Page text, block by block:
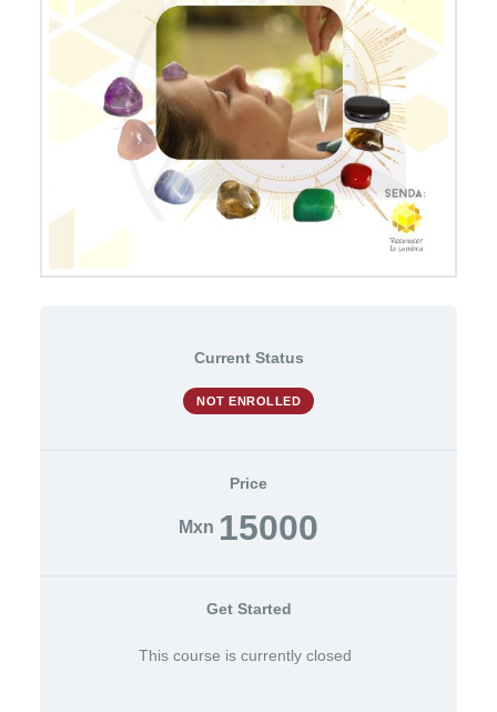
Current Status
NOT ENROLLED
Price
Mxn 15000
Get Started
This course is currently closed